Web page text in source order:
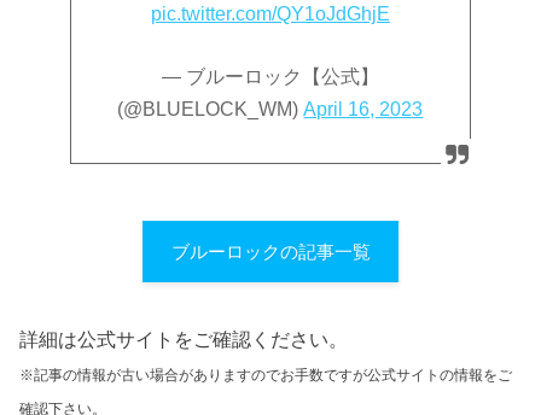
pic.twitter.com/QY1oJdGhjE
— ブルーロック【公式】
(@BLUELOCK_WM)April 16, 2023
ブルーロックの記事一覧
詳細は公式サイトをご確認ください。
※記事の情報が古い場合がありますのでお手数ですが公式サイトの情報をご
確認下さい。